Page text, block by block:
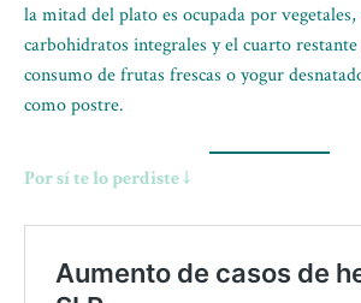
la mitad del plato es ocupada por
carbohidratos integrales y el cuarto
consumo de frutas frescas o yogur
como postre.
Por sí te lo perdiste ↓